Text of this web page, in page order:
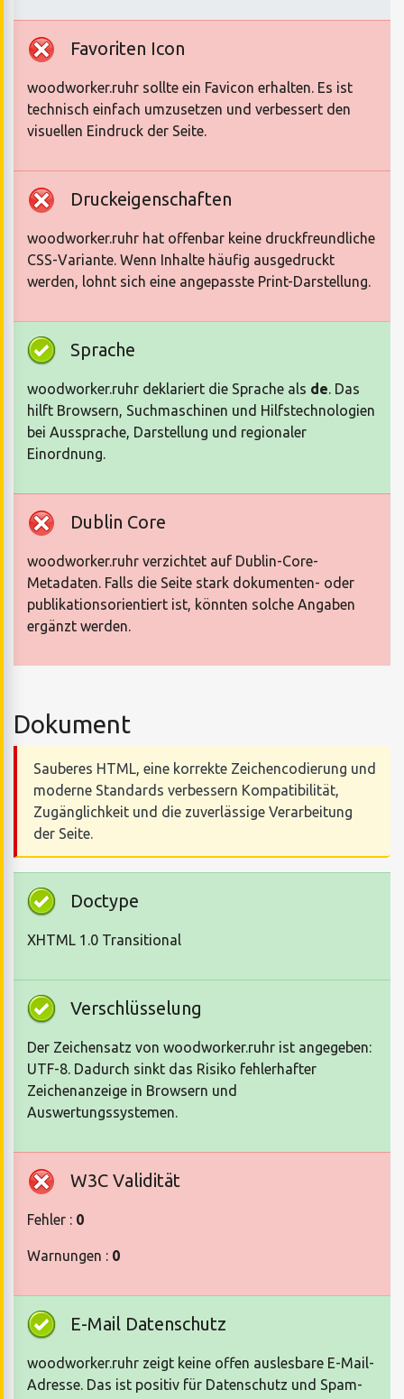
Favoriten Icon
woodworker.ruhr sollte ein Favicon erhalten. Es ist
technisch einfach umzusetzen und verbessert den
visuellen Eindruck der Seite.
Druckeigenschaften
woodworker.ruhr hat offenbar keine druckfreundliche
CSS-Variante. Wenn Inhalte häufig ausgedruckt
werden, lohnt sich eine angepasste Print-Darstellung.
Sprache
woodworker.ruhr deklariert die Sprache als de. Das
hilft Browsern, Suchmaschinen und Hilfstechnologien
bei Aussprache, Darstellung und regionaler
Einordnung.
Dublin Core
woodworker.ruhr verzichtet auf Dublin-Core-
Metadaten. Falls die Seite stark dokumenten- oder
publikationsorientiert ist, könnten solche Angaben
ergänzt werden.
Dokument
Sauberes HTML, eine korrekte Zeichencodierung und
moderne Standards verbessern Kompatibilität,
Zugänglichkeit und die zuverlässige Verarbeitung
der Seite.
Doctype
XHTML 1.0 Transitional
Verschlüsselung
Der Zeichensatz von woodworker.ruhr ist angegeben:
UTF-8. Dadurch sinkt das Risiko fehlerhafter
Zeichenanzeige in Browsern und
Auswertungssystemen.
W3C Validität
Fehler : 0
Warnungen : 0
E-Mail Datenschutz
woodworker.ruhr zeigt keine offen auslesbare E-Mail-
Adresse. Das ist positiv für Datenschutz und Spam-